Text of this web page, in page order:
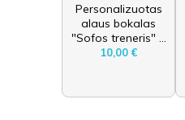
Personalizuotas
alaus bokalas
"Sofos treneris" ...
10,00 €